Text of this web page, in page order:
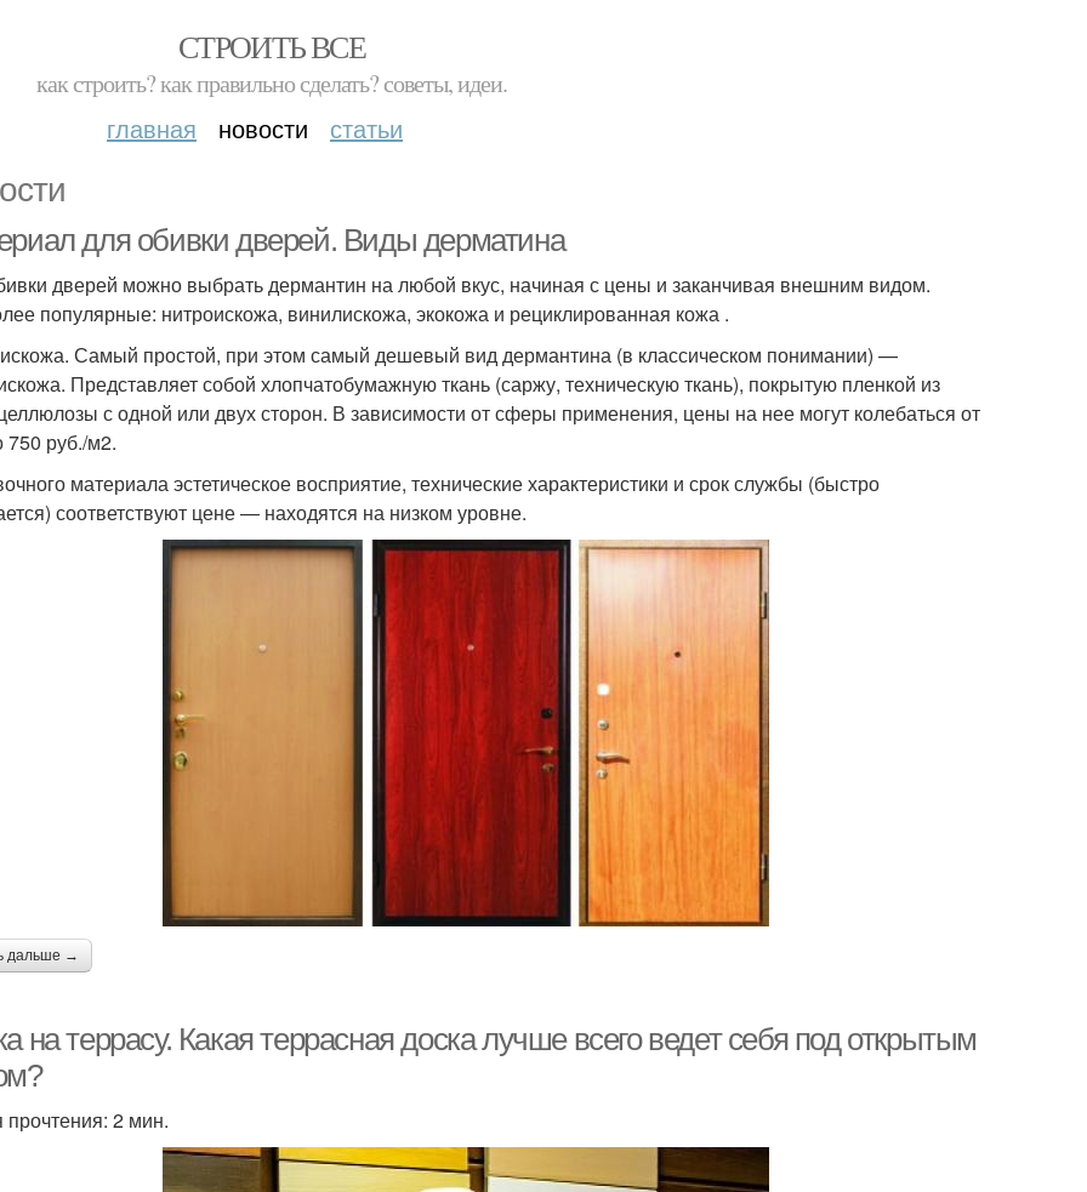
СТРОИТЬ ВСЕ
как строить? как правильно сделать? советы, идеи.
главная новости статьи
для обивки дверей. Виды дерматина
дверей можно выбрать дермантин на любой вкус, начиная с цены и заканчивая внешним видом.
популярные: нитроискожа, винилискожа, экокожа и рециклированная кожа .
Самый простой, при этом самый дешевый вид дермантина (в классическом понимании) —
Представляет собой хлопчатобумажную ткань (саржу, техническую ткань), покрытую пленкой из
с одной или двух сторон. В зависимости от сферы применения, цены на нее могут колебаться от
750 руб./м2.
материала эстетическое восприятие, технические характеристики и срок службы (быстро
соответствуют цене — находятся на низком уровне.
дальше →
на террасу. Какая террасная доска лучше всего ведет себя под открытым
2 мин.